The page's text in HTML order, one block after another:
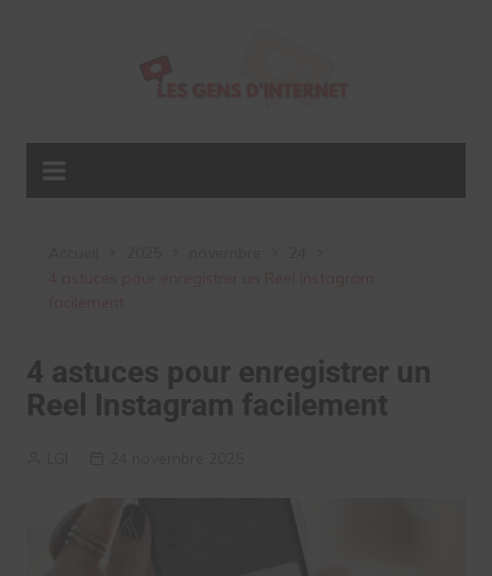
4 astuces pour enregistrer un
Reel Instagram facilement